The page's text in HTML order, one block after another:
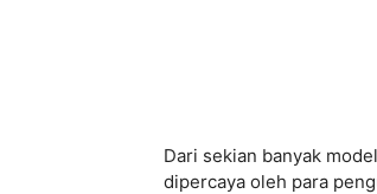
Dari sekian banyak
dipercaya oleh para